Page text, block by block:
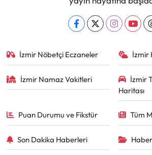
İzmir Nöbetçi Eczaneler İzmir
İzmir Namaz Vakitleri
İzmir
Haritası
Puan Durumu ve Fikstür Tüm
Son Dakika Haberleri